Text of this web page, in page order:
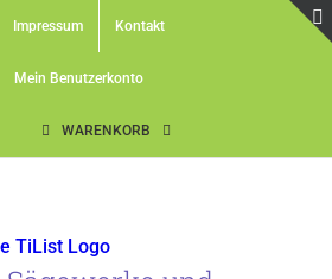
Impressum Kontakt
Mein Benutzerkonto
WARENKORB